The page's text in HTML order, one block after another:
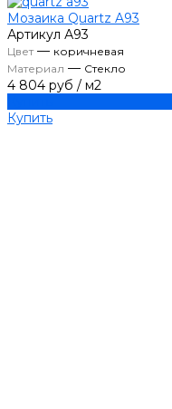
Мозаика Quartz A93
Артикул А93
Цвет— коричневая
Материал — Стекло
4 804 руб / м2
Купить